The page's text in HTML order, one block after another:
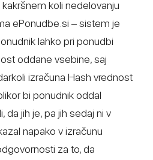
koli nedelovanju
ePonudbe.si – sistem je
lahko pri ponudbi
oddane vsebine, saj
izračuna Hash vrednost
bi ponudnik oddal
da jih je, pa jih sedaj ni v
napako v izračunu
za to, da